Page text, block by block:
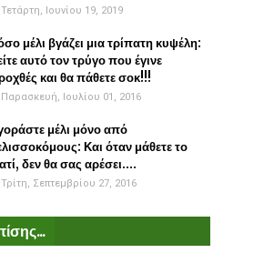
Τετάρτη, Ιουνίου 19, 2019
μέλι βγάζει μια τρίπατη κυψέλη:
αυτό τον τρύγο που έγινε
και θα πάθετε σοκ!!!
Παρασκευή, Ιουλίου 01, 2016
μέλι μόνο από
Και όταν μάθετε το
δεν θα σας αρέσει....
Τρίτη, Σεπτεμβρίου 27, 2016